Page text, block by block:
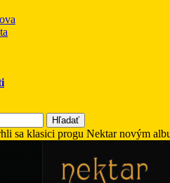
Hľadať
sa klasici progu Nektar novým